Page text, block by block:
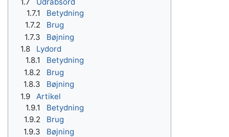
1.7.1
Betydning
1.7.2
Brug
1.7.3
Bøjning
1.8
Lydord
1.8.1
Betydning
1.8.2
Brug
1.8.3
Bøjning
1.9
Artikel
1.9.1
Betydning
1.9.2
Brug
1.9.3
Bøjning